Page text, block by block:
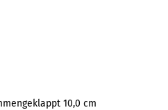
10,0 cm